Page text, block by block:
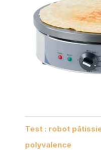
Test : robot
polyvalence